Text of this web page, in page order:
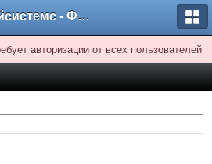
Кейсистемс - Форумы
авторизации от всех пользователей